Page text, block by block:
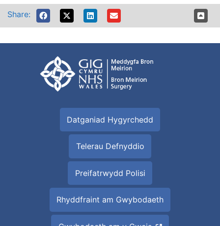
Share:
Datganiad Hygyrchedd
Telerau Defnyddio
Preifatrwydd Polisi
Rhyddfraint am Gwybodaeth